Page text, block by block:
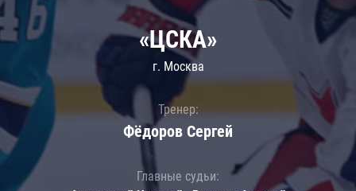
«ЦСКА»
г. Москва
Тренер:
Фёдоров Сергей
Главные судьи: